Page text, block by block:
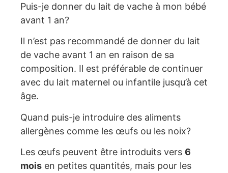
Puis-je donner du lait de vache à mon bébé
avant 1 an?
Il n’est pas recommandé de donner du lait
de vache avant 1 an en raison de sa
composition. Il est préférable de continuer
avec du lait maternel ou infantile jusqu’à cet
âge.
Quand puis-je introduire des aliments
allergènes comme les œufs ou les noix?
Les œufs peuvent être introduits vers 6
mois en petites quantités, mais pour les